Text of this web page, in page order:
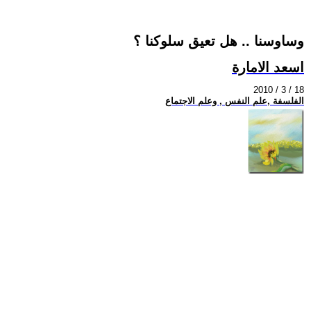
وساوسنا .. هل تعيق سلوكنا ؟
اسعد الامارة
2010 / 3 / 18
الفلسفة ,علم النفس , وعلم الاجتماع